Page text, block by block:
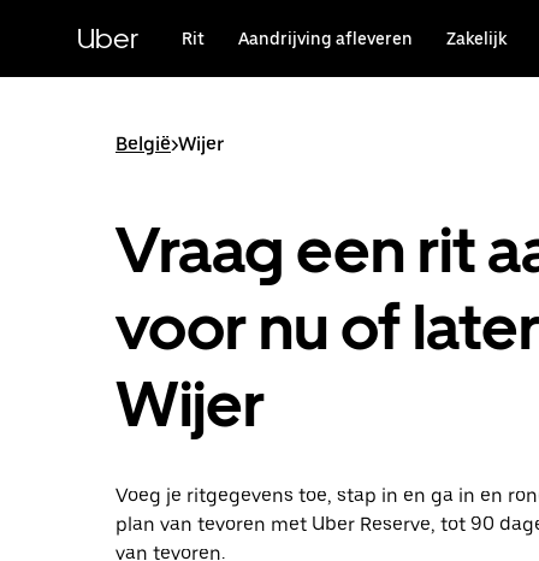
hoofdinhoudUber Rit Aandrijving afleveren Zakelijk
België>Wijer
Vraag een rit
voor nu of
Wijer
Voeg je ritgegevens toe, stap in en ga in en
plan van tevoren met Uber Reserve, tot 90
van tevoren.